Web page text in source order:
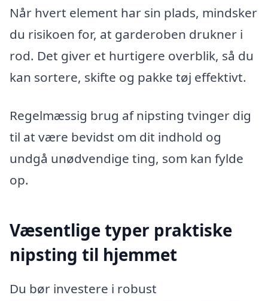
Når hvert element har sin plads, mindsker
du risikoen for, at garderoben drukner i
rod. Det giver et hurtigere overblik, så du
kan sortere, skifte og pakke tøj effektivt.
Regelmæssig brug af nipsting tvinger dig
til at være bevidst om dit indhold og
undgå unødvendige ting, som kan fylde
op.
Væsentlige typer praktiske
nipsting til hjemmet
Du bør investere i robust